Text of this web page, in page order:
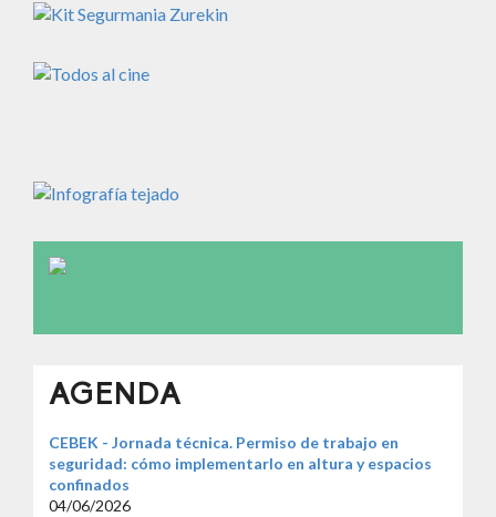
AGENDA
CEBEK - Jornada técnica. Permiso de trabajo en
seguridad: cómo implementarlo en altura y espacios
confinados
04/06/2026